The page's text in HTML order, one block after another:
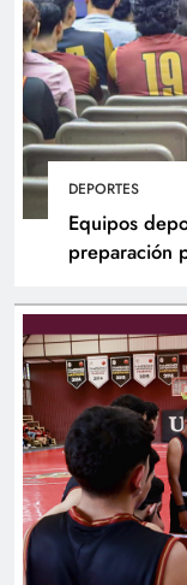
DEPORTES
Equipos
preparación